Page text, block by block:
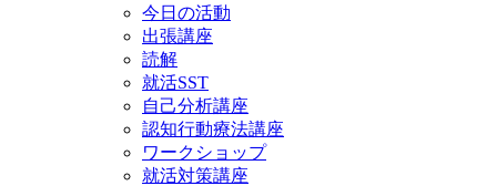
今日の活動
出張講座
読解
就活SST
自己分析講座
認知行動療法講座
ワークショップ
就活対策講座